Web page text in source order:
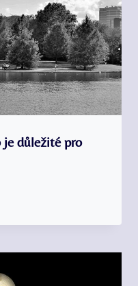
je důležité pro